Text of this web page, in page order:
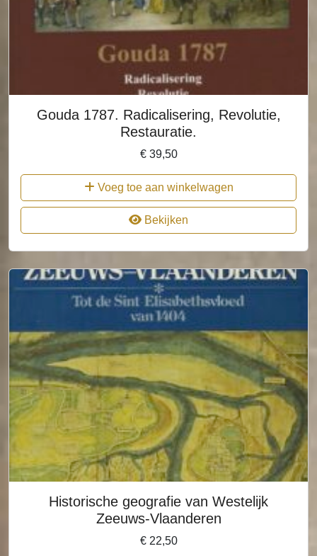
Gouda 1787. Radicalisering, Revolutie,
Restauratie.
€39,50
Voeg toe aan winkelwagen
Bekijken
Historische geografie van Westelijk
Zeeuws-Vlaanderen
€22,50